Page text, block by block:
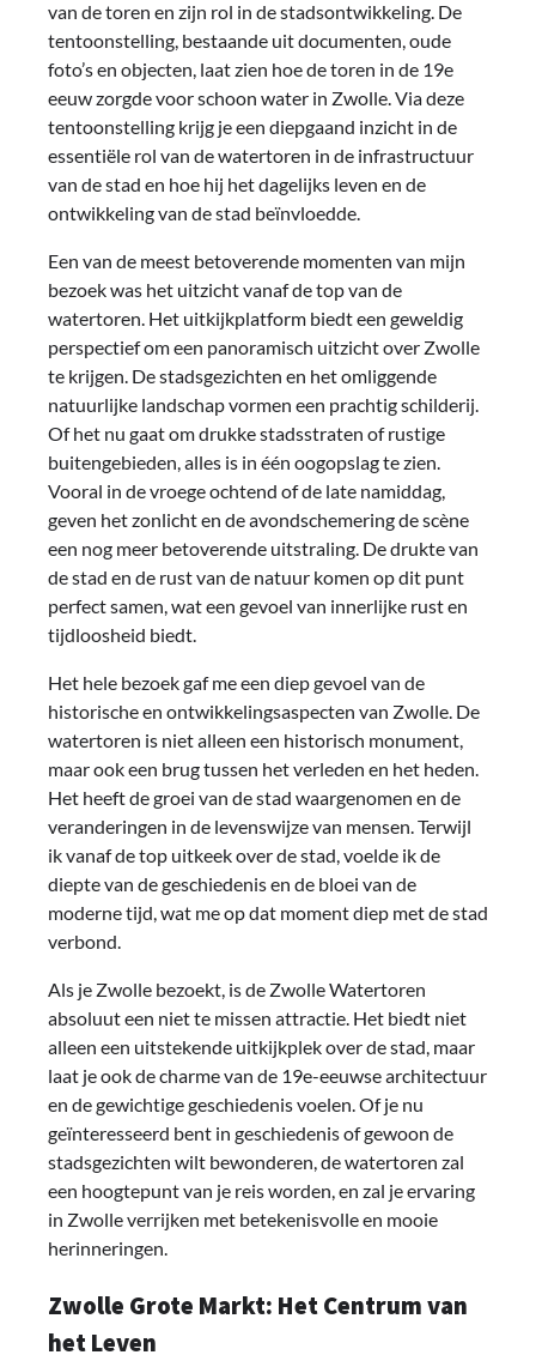
van de toren en zijn rol in de stadsontwikkeling. De
tentoonstelling, bestaande uit documenten, oude
foto’s en objecten, laat zien hoe de toren in de 19e
eeuw zorgde voor schoon water in Zwolle. Via deze
tentoonstelling krijg je een diepgaand inzicht in de
essentiële rol van de watertoren in de infrastructuur
van de stad en hoe hij het dagelijks leven en de
ontwikkeling van de stad beïnvloedde.
Een van de meest betoverende momenten van mijn
bezoek was het uitzicht vanaf de top van de
watertoren. Het uitkijkplatform biedt een geweldig
perspectief om een panoramisch uitzicht over Zwolle
te krijgen. De stadsgezichten en het omliggende
natuurlijke landschap vormen een prachtig schilderij.
Of het nu gaat om drukke stadsstraten of rustige
buitengebieden, alles is in één oogopslag te zien.
Vooral in de vroege ochtend of de late namiddag,
geven het zonlicht en de avondschemering de scène
een nog meer betoverende uitstraling. De drukte van
de stad en de rust van de natuur komen op dit punt
perfect samen, wat een gevoel van innerlijke rust en
tijdloosheid biedt.
Het hele bezoek gaf me een diep gevoel van de
historische en ontwikkelingsaspecten van Zwolle. De
watertoren is niet alleen een historisch monument,
maar ook een brug tussen het verleden en het heden.
Het heeft de groei van de stad waargenomen en de
veranderingen in de levenswijze van mensen. Terwijl
ik vanaf de top uitkeek over de stad, voelde ik de
diepte van de geschiedenis en de bloei van de
moderne tijd, wat me op dat moment diep met de stad
verbond.
Als je Zwolle bezoekt, is de Zwolle Watertoren
absoluut een niet te missen attractie. Het biedt niet
alleen een uitstekende uitkijkplek over de stad, maar
laat je ook de charme van de 19e-eeuwse architectuur
en de gewichtige geschiedenis voelen. Of je nu
geïnteresseerd bent in geschiedenis of gewoon de
stadsgezichten wilt bewonderen, de watertoren zal
een hoogtepunt van je reis worden, en zal je ervaring
in Zwolle verrijken met betekenisvolle en mooie
herinneringen.
Zwolle Grote Markt: Het Centrum van
het Leven